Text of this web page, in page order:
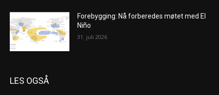
Forebygging: Nå forberedes møtet med El
Niño
31. juli 2026
LES OGSÅ